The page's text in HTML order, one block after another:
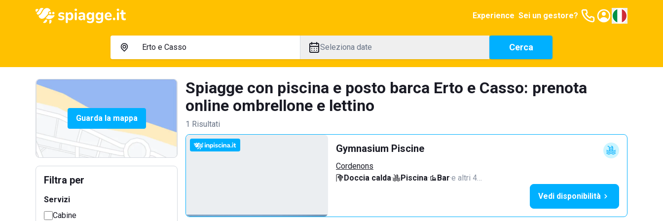
Experience Sei un gestore?
Seleziona date Cerca
Guarda la mappa
Filtra per
Servizi
Cabine
Spiagge con piscina e posto barca Erto e Casso: prenota
online ombrellone e lettino
1 Risultati
Gymnasium Piscine
Cordenons
Doccia calda· Piscina· Bar·e altri 4…
Vedi disponibilità